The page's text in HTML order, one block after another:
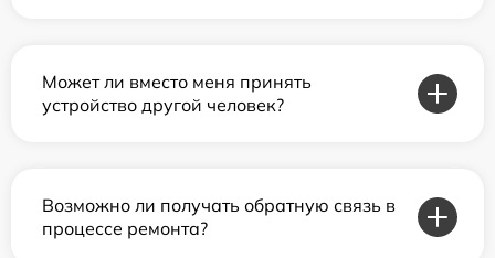
Может ли вместо меня принять
устройство другой человек?
Возможно ли получать обратную связь в
процессе ремонта?